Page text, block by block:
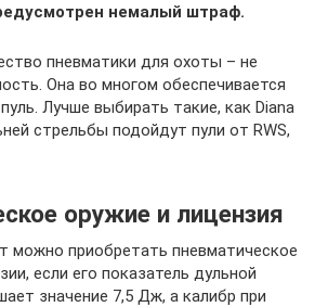
немалый штраф.
пневматики для охоты – не
Она во многом обеспечивается
Лучше выбирать такие, как Diana
стрельбы подойдут пули от RWS,
оружие и лицензия
можно приобретать пневматическое
если его показатель дульной
значение 7,5 Дж, а калибр при